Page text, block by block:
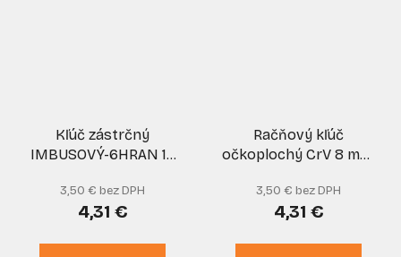
Kľúč zástrčný
IMBUSOVÝ-6HRAN 14
PREMIUM
3,50 € bez DPH
4,31 €
Račňový kľúč
očkoplochý CrV 8 mm,
3,50 € bez DPH
4,31 €